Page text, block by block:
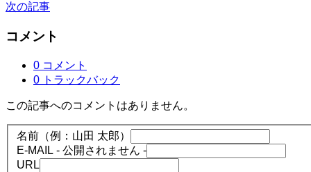
次の記事
コメント
0 コメント
0 トラックバック
この記事へのコメントはありません。
名前（例：山田 太郎）
E-MAIL - 公開されません -
URL